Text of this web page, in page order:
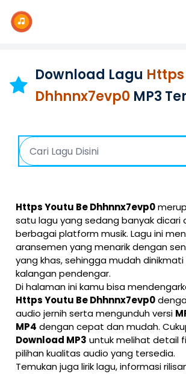
Dangdut
Indonesia
Barat
Download Lagu
Dhhnnx7evp0 MP3
Https Youtu Be Dhhnnx7evp0
satu lagu yang sedang banyak dicari
berbagai platform musik. Lagu ini
aransemen yang menarik dengan
yang khas, sehingga mudah
kalangan pendengar.
Di halaman ini kamu bisa
Https Youtu Be Dhhnnx7evp0
audio jernih serta mengunduh versi
MP4 dengan cepat dan mudah.
Download MP3 untuk melihat detail
pilihan kualitas audio yang tersedia.
Temukan juga lirik lagu, informasi